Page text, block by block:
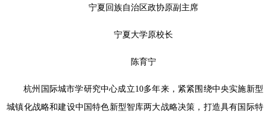
宁夏回族自治区政协原副主席
宁夏大学原校长
陈育宁
杭州国际城市学研究中心成立10多年来，紧紧围绕中央实施新型
城镇化战略和建设中国特色新型智库两大战略决策，打造具有国际特